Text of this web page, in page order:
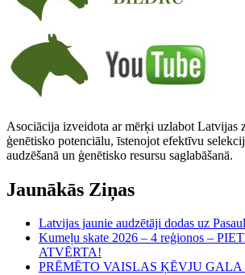
Asociācija izveidota ar mērķi uzlabot Latvijas
ģenētisko potenciālu, īstenojot efektīvu
audzēšanā un ģenētisko resursu saglabāšanā.
Jaunākās Ziņas
Latvijas jaunie audzētāji dodas uz
Kumeļu skate 2026 – 4 reģionos –
ATVĒRTA!
PRĒMĒTO VAISLAS ĶĒVJU GALA